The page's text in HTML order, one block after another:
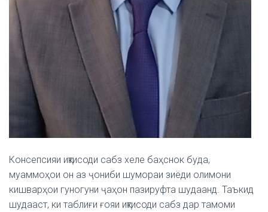
Консепсияи иқтисоди сабз хеле баҳснок буда,
муаммоҳои он аз ҷониби шумораи зиёди олимони
кишварҳои гуногуни ҷаҳон пазируфта шудаанд. Таъкид
шудааст, ки таблиғи ғояи иқтисоди сабз дар тамоми